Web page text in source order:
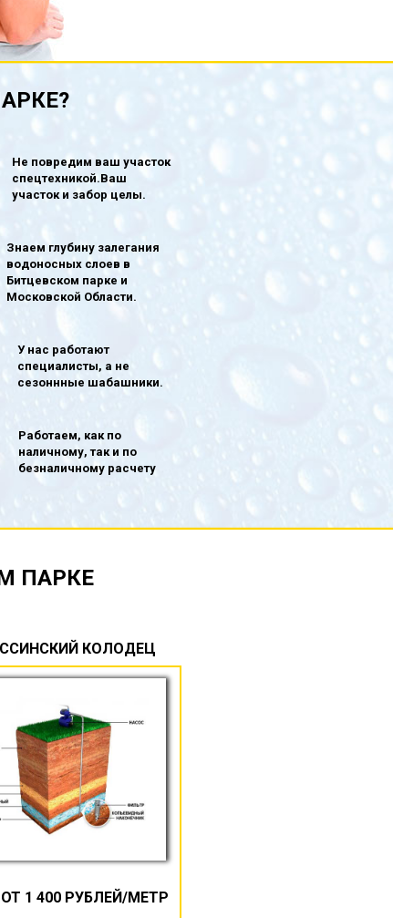
Не повредим ваш участок
спецтехникой.Ваш
участок и забор целы.
Знаем глубину залегания
водоносных слоев в
Битцевском парке и
Московской Области.
У нас работают
специалисты, а не
сезоннные шабашники.
Работаем, как по
наличному, так и по
безналичному расчету
ПАРКЕ
КОЛОДЕЦ
1 400 РУБЛЕЙ/МЕТР